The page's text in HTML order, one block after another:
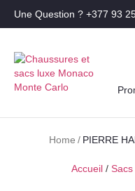
Une Question ? +377 93
Home / PIERRE
Accueil / Sacs